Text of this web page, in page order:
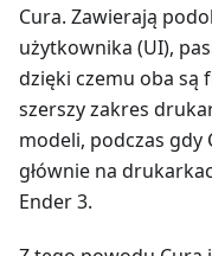
Cura. Zawierają
użytkownika (UI),
dzięki czemu oba są
szerszy zakres
modeli, podczas gdy
głównie na
Ender 3.